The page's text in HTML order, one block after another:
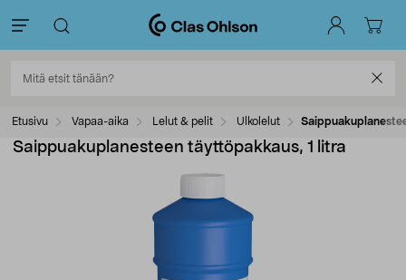
Etusivu Vapaa-aika Lelut & pelit Ulkolelut
Saippuakuplanesteen täyttöpakkaus, 1 litra